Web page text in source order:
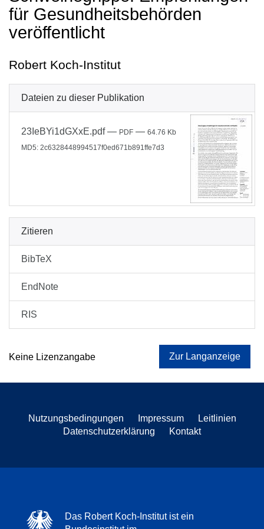
für Gesundheitsbehörden
veröffentlicht
Robert Koch-Institut
Dateien zu dieser Publikation
23IeBYi1dGXxE.pdf— PDF — 64.76 Kb
MD5: 2c6328448994517f0ed671b891ffe7d3
Zitieren
BibTeX
EndNote
RIS
Keine Lizenzangabe Zur Langanzeige
Nutzungsbedingungen Impressum
Leitlinien
Datenschutzerklärung
Kontakt
Das Robert Koch-Institut ist ein